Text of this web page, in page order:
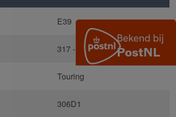
E39
317 - Orientblau Metallic
Touring
306D1